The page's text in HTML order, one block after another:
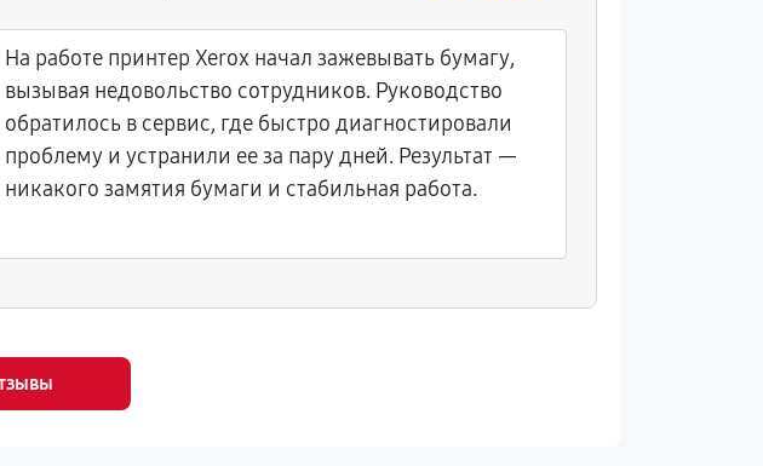
На работе принтер Xerox начал зажевывать бумагу,
вызывая недовольство сотрудников. Руководство
обратилось в сервис, где быстро диагностировали
проблему и устранили ее за пару дней. Результат —
никакого замятия бумаги и стабильная работа.